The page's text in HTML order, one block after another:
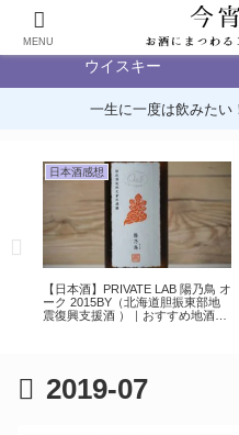
ウイスキー
一生に一度は飲みたい
日本酒感想
【日本酒】PRIVATE LAB 陽乃鳥 オ
ーク 2015BY（北海道胆振東部地
震復興支援酒 ）｜おすすめ地酒紹
2019-07
MENU